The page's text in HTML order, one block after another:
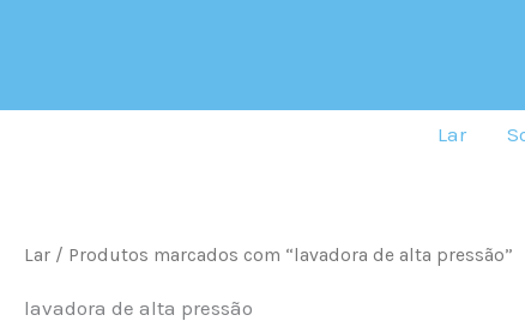
conteúdo
Lar
Lar / Produtos marcados com “lavadora de alta pressão”
lavadora de alta pressão